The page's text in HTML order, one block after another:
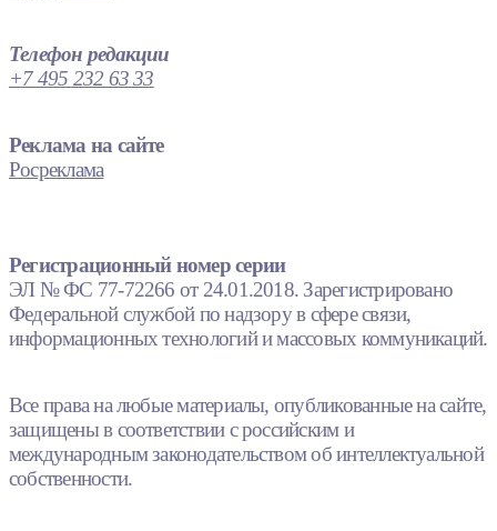
Телефон редакции
+7 495 232 63 33
Реклама на сайте
Росреклама
Регистрационный номер серии
ЭЛ № ФС 77-72266 от 24.01.2018. Зарегистрировано
Федеральной службой по надзору в сфере связи,
информационных технологий и массовых коммуникаций.
Все права на любые материалы, опубликованные на сайте,
защищены в соответствии с российским и
международным законодательством об интеллектуальной
собственности.